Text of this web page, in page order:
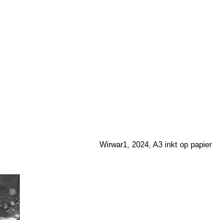
Wirwar1, 2024, A3 inkt op papier